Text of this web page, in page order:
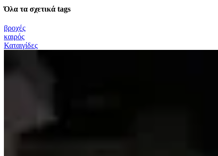
Όλα τα σχετικά tags
βροχές
καιρός
Καταιγίδες